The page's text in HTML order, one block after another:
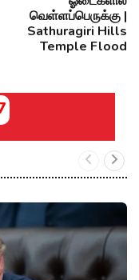
வெள்ளப்பெருக்கு |
Sathuragiri Hills
Temple Flood